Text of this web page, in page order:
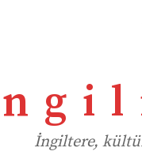
İngiltere,